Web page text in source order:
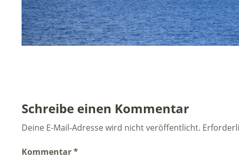
Schreibe einen Kommentar
Deine E-Mail-Adresse wird nicht veröffentlicht.
Kommentar*